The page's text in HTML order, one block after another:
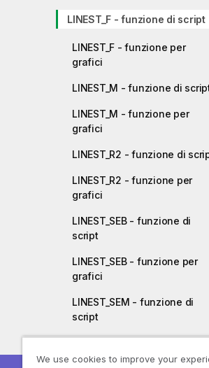
LINEST_F - funzione di script
LINEST_F - funzione per
grafici
LINEST_M - funzione di
LINEST_M - funzione per
grafici
LINEST_R2 - funzione di
LINEST_R2 - funzione per
grafici
LINEST_SEB - funzione di
script
LINEST_SEB - funzione per
grafici
LINEST_SEM - funzione di
script
grafici
We use cookies to improve your